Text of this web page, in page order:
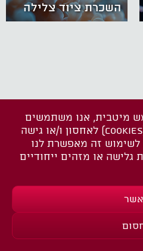
השכרת ציוד צלילה
מיטבית, אנו משתמשים
בטכנולוגיות כגון עוגיות (COOKIES) לאחסון ו/או גישה
זה מאפשרת לנו
גלישה או מזהים ייחודיים
אשר